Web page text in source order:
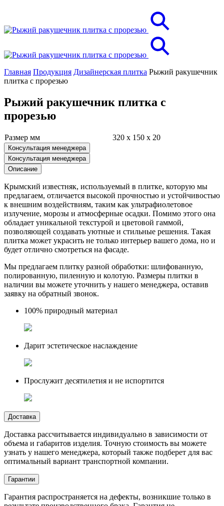
Главная Продукция Дизайнерская плитка Рыжий ракушечник
плитка с прорезью
Рыжий ракушечник плитка с
прорезью
Размер мм 320 x 150 x 20
Консультация менеджера
Консультация менеджера
Описание
Крымский известняк, используемый в плитке, которую мы
предлагаем, отличается высокой прочностью и устойчивостью
к внешним воздействиям, таким как ультрафиолетовое
излучение, морозы и атмосферные осадки. Помимо этого она
обладает уникальной текстурой и цветовой гаммой,
позволяющей создавать уютные и стильные решения. Такая
плитка может украсить не только интерьер вашего дома, но и
будет отлично смотреться на фасаде.
Мы предлагаем плитку разной обработки: шлифованную,
полированную, пиленную и колотую. Размеры плитки в
наличии вы можете уточнить у нашего менеджера, оставив
заявку на обратный звонок.
100% природный материал
Дарит эстетическое наслаждение
Прослужит десятилетия и не испортится
Доставка
Доставка рассчитывается индивидуально в зависимости от
объема и габаритов изделия. Точную стоимость вы можете
узнать у нашего менеджера, который также подберет для вас
оптимальный вариант транспортной компании.
Гарантии
Гарантия распространяется на дефекты, возникшие только в